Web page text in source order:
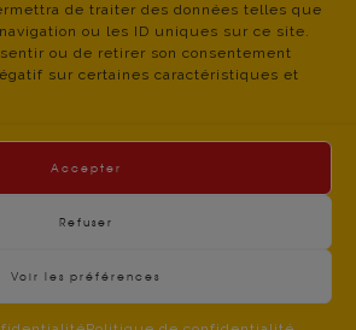
de traiter des données telles que
ou les ID uniques sur ce site.
ou de retirer son consentement
sur certaines caractéristiques et
Accepter
Refuser
Voir les préférences